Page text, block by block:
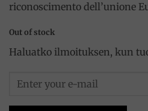
riconoscimento dell’unione
Out of stock
Haluatko ilmoituksen, kun